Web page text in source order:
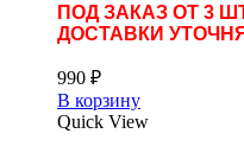
ПОД ЗАКАЗ ОТ 3
ДОСТАВКИ
990 ₽
В корзину
Quick View